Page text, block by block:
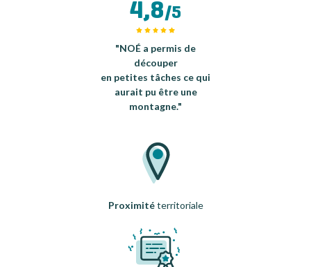
4,8/5
"NOÉ a permis de
découper
en petites tâches ce qui
aurait pu être une
montagne."
Proximitéterritoriale